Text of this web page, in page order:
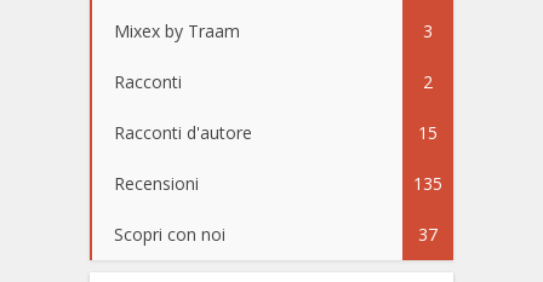
Mixex by Traam 3
Racconti 2
Racconti d'autore 15
Recensioni 135
Scopri con noi 37